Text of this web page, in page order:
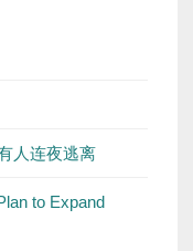
人连夜逃离
to Expand